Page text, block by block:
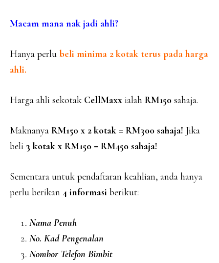
Macam mana nak jadi ahli?
Hanya perlu beli minima 2 kotak terus pada harga
ahli.
Harga ahli sekotak CellMaxx ialah RM150 sahaja.
Maknanya RM150 x 2 kotak = RM300 sahaja! Jika
beli 3 kotak x RM150 = RM450 sahaja!
Sementara untuk pendaftaran keahlian, anda hanya
perlu berikan 4 informasi berikut:
Nama Penuh
No. Kad Pengenalan
Nombor Telefon Bimbit